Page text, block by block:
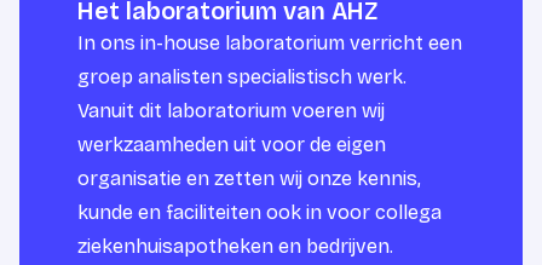
Het laboratorium van AHZ
In ons in-house laboratorium verricht een
groep analisten specialistisch werk.
Vanuit dit laboratorium voeren wij
werkzaamheden uit voor de eigen
organisatie en zetten wij onze kennis,
kunde en faciliteiten ook in voor collega
ziekenhuisapotheken en bedrijven.